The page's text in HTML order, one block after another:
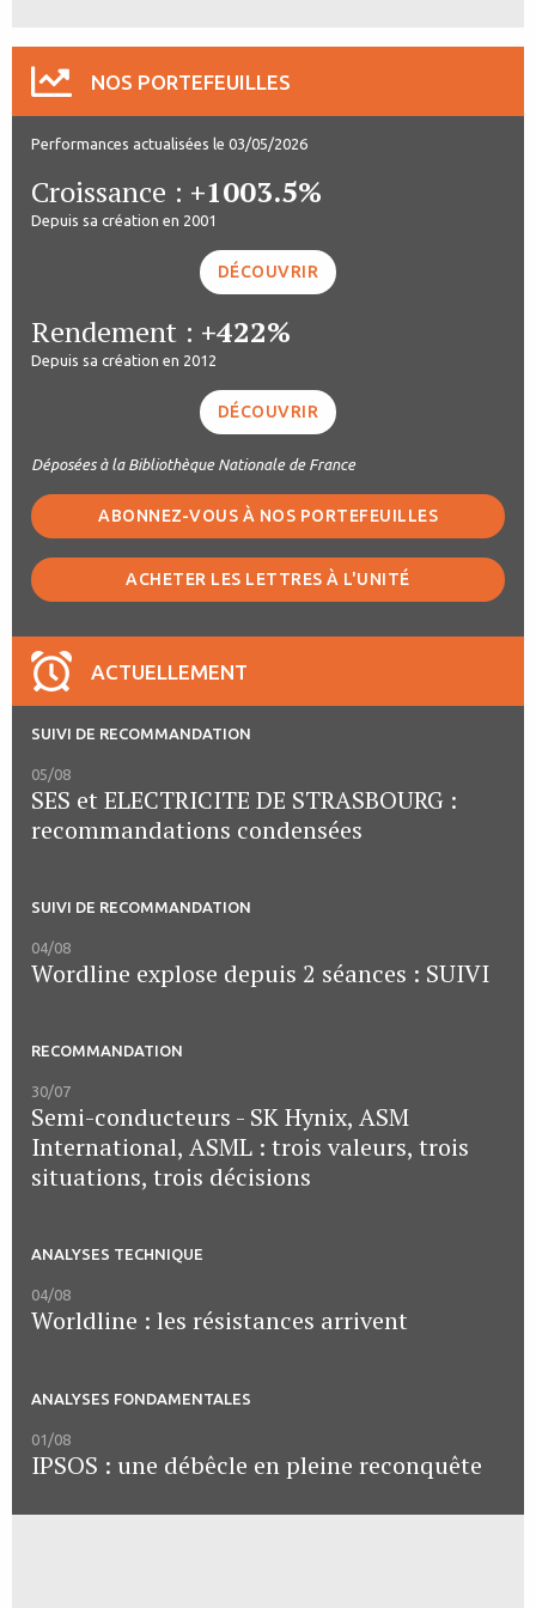
NOS PORTEFEUILLES
Performances actualisées le 03/05/2026
Croissance : +1003.5%
Depuis sa création en 2001
DÉCOUVRIR
Rendement : +422%
Depuis sa création en 2012
DÉCOUVRIR
Déposées à la Bibliothèque Nationale de France
ABONNEZ-VOUS À NOS PORTEFEUILLES
ACHETER LES LETTRES À L'UNITÉ
ACTUELLEMENT
SUIVI DE RECOMMANDATION
05/08
SES et ELECTRICITE DE STRASBOURG :
recommandations condensées
SUIVI DE RECOMMANDATION
04/08
Wordline explose depuis 2 séances : SUIVI
RECOMMANDATION
30/07
Semi-conducteurs - SK Hynix, ASM
International, ASML : trois valeurs, trois
situations, trois décisions
ANALYSES TECHNIQUE
04/08
Worldline : les résistances arrivent
ANALYSES FONDAMENTALES
01/08
IPSOS : une débêcle en pleine reconquête